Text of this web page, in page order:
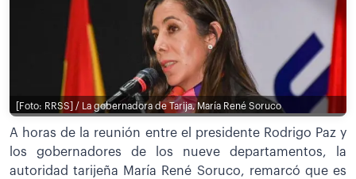
[Foto: RRSS] / La gobernadora de Tarija, María René Soruco
A horas de la reunión entre el presidente Rodrigo Paz y
los gobernadores de los nueve departamentos, la
autoridad tarijeña María René Soruco, remarcó que es